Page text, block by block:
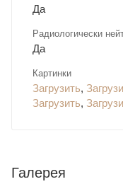
Да
Радиологически
Да
Картинки
Загрузить,
Загрузить,
Галерея